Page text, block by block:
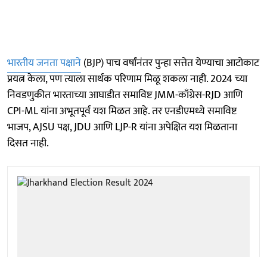
भारतीय जनता पक्षाने(BJP) पाच वर्षांनंतर पुन्हा सत्तेत येण्याचा आटोकाट
प्रयत्न केला, पण त्याला सार्थक परिणाम मिळू शकला नाही. 2024 च्या
निवडणुकीत भारताच्या आघाडीत समाविष्ट JMM-काँग्रेस-RJD आणि
CPI-ML यांना अभूतपूर्व यश मिळत आहे. तर एनडीएमध्ये समाविष्ट
भाजप, AJSU पक्ष, JDU आणि LJP-R यांना अपेक्षित यश मिळताना
दिसत नाही.